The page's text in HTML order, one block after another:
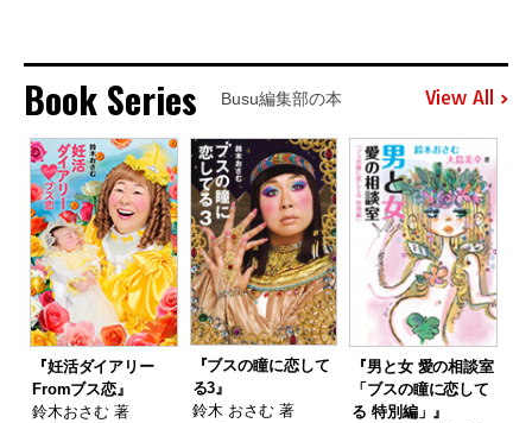
Book Series Busu編集部の本 View All
『妊活ダイアリー
Fromブス恋』
鈴木おさむ 著
『ブスの瞳に恋して
る3』
鈴木 おさむ 著
『男と女 愛の相談室
「ブスの瞳に恋して
る 特別編」』